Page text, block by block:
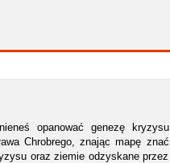
opanować genezę kryzysu
Chrobrego, znając mapę znać
oraz ziemie odzyskane przez